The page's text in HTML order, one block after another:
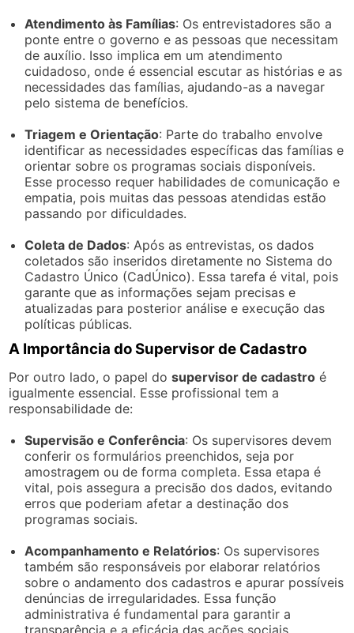
Atendimento às Famílias: Os entrevistadores são a
ponte entre o governo e as pessoas que necessitam
de auxílio. Isso implica em um atendimento
cuidadoso, onde é essencial escutar as histórias e as
necessidades das famílias, ajudando-as a navegar
pelo sistema de benefícios.
Triagem e Orientação: Parte do trabalho envolve
identificar as necessidades específicas das famílias e
orientar sobre os programas sociais disponíveis.
Esse processo requer habilidades de comunicação e
empatia, pois muitas das pessoas atendidas estão
passando por dificuldades.
Coleta de Dados: Após as entrevistas, os dados
coletados são inseridos diretamente no Sistema do
Cadastro Único (CadÚnico). Essa tarefa é vital, pois
garante que as informações sejam precisas e
atualizadas para posterior análise e execução das
políticas públicas.
A Importância do Supervisor de Cadastro
Por outro lado, o papel dosupervisor de cadastro é
igualmente essencial. Esse profissional tem a
responsabilidade de:
Supervisão e Conferência: Os supervisores devem
conferir os formulários preenchidos, seja por
amostragem ou de forma completa. Essa etapa é
vital, pois assegura a precisão dos dados, evitando
erros que poderiam afetar a destinação dos
programas sociais.
Acompanhamento e Relatórios: Os supervisores
também são responsáveis por elaborar relatórios
sobre o andamento dos cadastros e apurar possíveis
denúncias de irregularidades. Essa função
administrativa é fundamental para garantir a